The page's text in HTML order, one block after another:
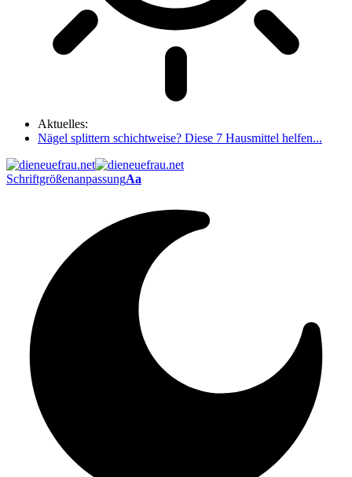
Aktuelles:
Nägel splittern schichtweise? Diese 7 Hausmittel helfen...
SchriftgrößenanpassungAa